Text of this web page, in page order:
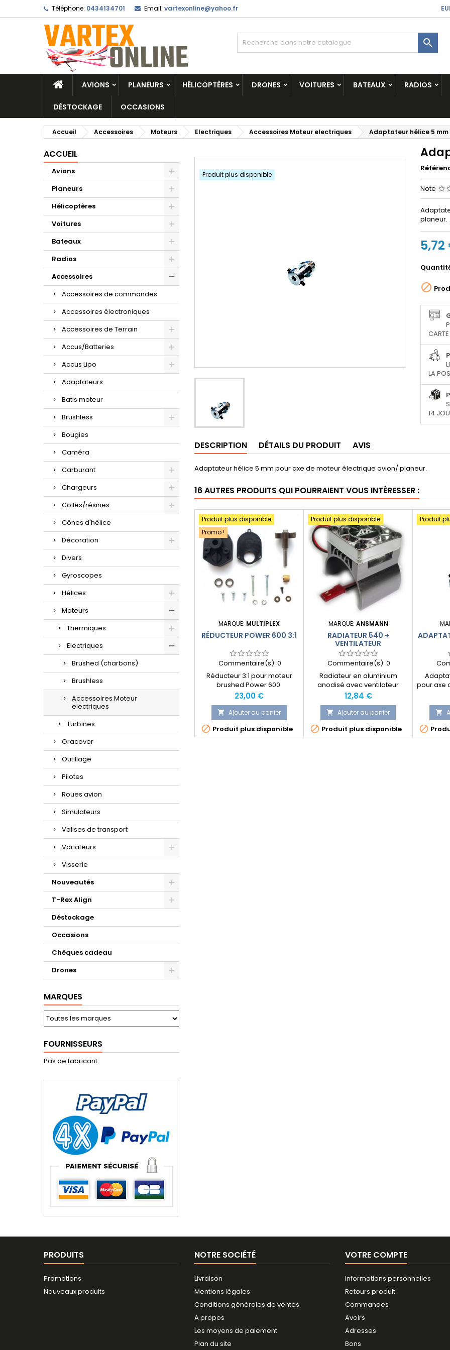
Téléphone: 0434134701 Email: vartexonline@yahoo.fr

AVIONS PLANEURS HÉLICOPTÈRES DRONES VOITURES BATEAUX RADIOS
DÉSTOCKAGE OCCASIONS
Accueil Accessoires Moteurs Electriques Accessoires Moteur electriques Adaptateur hélice 5 mm
ACCUEIL
Avions
Planeurs
Hélicoptères
Voitures
Bateaux
Radios
Accessoires
Accessoires de commandes
Accessoires électroniques
Accessoires de Terrain
Accus/Batteries
Accus Lipo
Adaptateurs
Batis moteur
Brushless
Bougies
Caméra
Carburant
Chargeurs
Colles/résines
Cônes d'hélice
Décoration
Divers
Gyroscopes
Hélices
Moteurs
Thermiques
Electriques
Brushed (charbons)
Brushless
Accessoires Moteur
electriques
Turbines
Oracover
Outillage
Pilotes
Roues avion
Simulateurs
Valises de transport
Variateurs
Visserie
Nouveautés
T-Rex Align
Déstockage
Occasions
Chèques cadeau
Drones
MARQUES
FOURNISSEURS
Pas de fabricant
Produit plus disponible
Note
planeur.
5,72

LA
14
DESCRIPTION DÉTAILS DU PRODUIT AVIS
Adaptateur hélice 5 mm pour axe de moteur électrique avion/ planeur.
16 AUTRES PRODUITS QUI POURRAIENT VOUS INTÉRESSER :
Produit plus disponible
Promo !
MARQUE: MULTIPLEX
RÉDUCTEUR POWER 600 3:1
Commentaire(s): 0
Réducteur 3:1 pour moteur
brushed Power 600
Prix
23,00 €
 Ajouter au panier
 Produit plus disponible
Produit plus disponible
MARQUE: ANSMANN
RADIATEUR 540 +
VENTILATEUR
Commentaire(s): 0
Radiateur en aluminium
anodisé avec ventilateur
supérieur en alu pour refroidir
les moteurs électriques de
type 540.
Prix
12,84 €
 Ajouter au panier
 Produit plus disponible
Produit
pour axe


PRODUITS
Promotions
Nouveaux produits
NOTRE SOCIÉTÉ
Livraison
Mentions légales
Conditions générales de ventes
A propos
Les moyens de paiement
Plan du site
VOTRE COMPTE
Informations personnelles
Retours produit
Commandes
Avoirs
Adresses
Bons